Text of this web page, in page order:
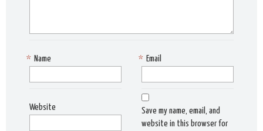
Name
* Email
*
Website
Save my name, email, and
website in this browser for